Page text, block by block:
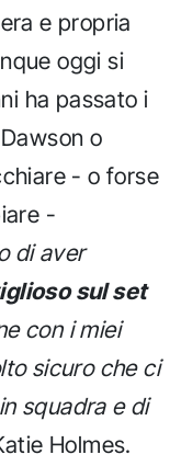
e propria
oggi si
ha passato i
o
- o forse
-
di aver
sul set
con i miei
sicuro che ci
squadra e di
Holmes.